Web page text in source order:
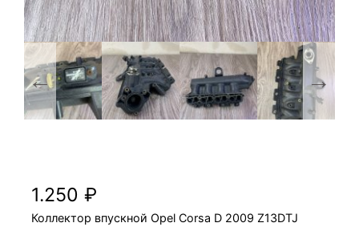
1.250₽
Коллектор впускной Opel Corsa D 2009 Z13DTJ